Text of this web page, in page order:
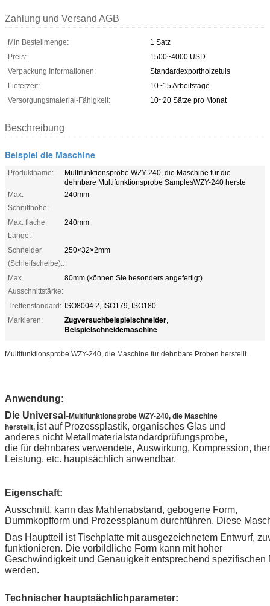
Zahlung und Versand AGB
Min Bestellmenge:
1 Satz
Preis:
1500~4000 USD
Verpackung Informationen:
Standardexportholzetuis
Lieferzeit:
10~15 Arbeitstage
Versorgungsmaterial-Fähigkeit:
10~20 Sätze pro Monat
Beschreibung
Beispiel die Maschine
Produktname:
Multifunktionsprobe WZY-240, die Maschine für die
dehnbare Multifunktionsprobe SamplesWZY-240 herste
Max.
Schnitthöhe:
240mm
Max. flache
Länge:
240mm
Schneider
(Schleifscheibe)::
250×32×2mm
Max.
Ausschnittstärke:
80mm (können Sie besonders angefertigt)
Treffenstandard: ISO8004.2, ISO179, ISO180
Markieren:
Zugversuchbeispielschneider,
Beispielschneidemaschine
Multifunktionsprobe WZY-240, die Maschine für dehnbare Proben herstellt
Anwendung:
Die Universal-Multifunktionsprobe WZY-240, die Maschine
herstellt, ist auf Prozessplastik, organisches Glas und
anderes nicht Metallmaterialstandardprüfungsprobe,
die für dehnbares verwendete, Auswirkung, Kompression,
Leistung, etc. hauptsächlich anwendbar.
Eigenschaft:
Ausschnitt, kann das Mahlenabstand, gebogene Form,
Dummkopfform und Prozessplanum durchführen. Diese
Das Hauptteil ist Tischplatte mit ausgezeichnetem Entwurf,
funktionieren. Die vorbildliche Form kann mit hoher
Geschwindigkeit und Genauigkeit entsprechend
werden.
Technischer hauptsächlichparameter: